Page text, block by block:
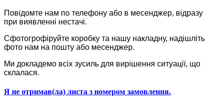
Повідомте нам по телефону або в месенджер, відразу
при виявленні нестачі.
Сфотогрофіруйте коробку та нашу накладну, надішліть
фото нам на пошту або месенджер.
Ми докладемо всіх зусиль для вирішення ситуації, що
склалася.
Я не отримав(ла) листа з номером замовлення.